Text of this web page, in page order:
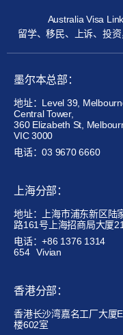
Australia Visa
留学、移民、上诉、投
墨尔本总部：
地址：Level 39,
Central Tower,
360 Elizabeth St,
VIC 3000
电话：03 9670 6660
上海分部：
地址：上海市浦东新区陆
路161号上海招商局大厦
电话：+86 1376 1314
654
Vivian
香港分部：
香港长沙湾嘉名工厂大厦
楼602室